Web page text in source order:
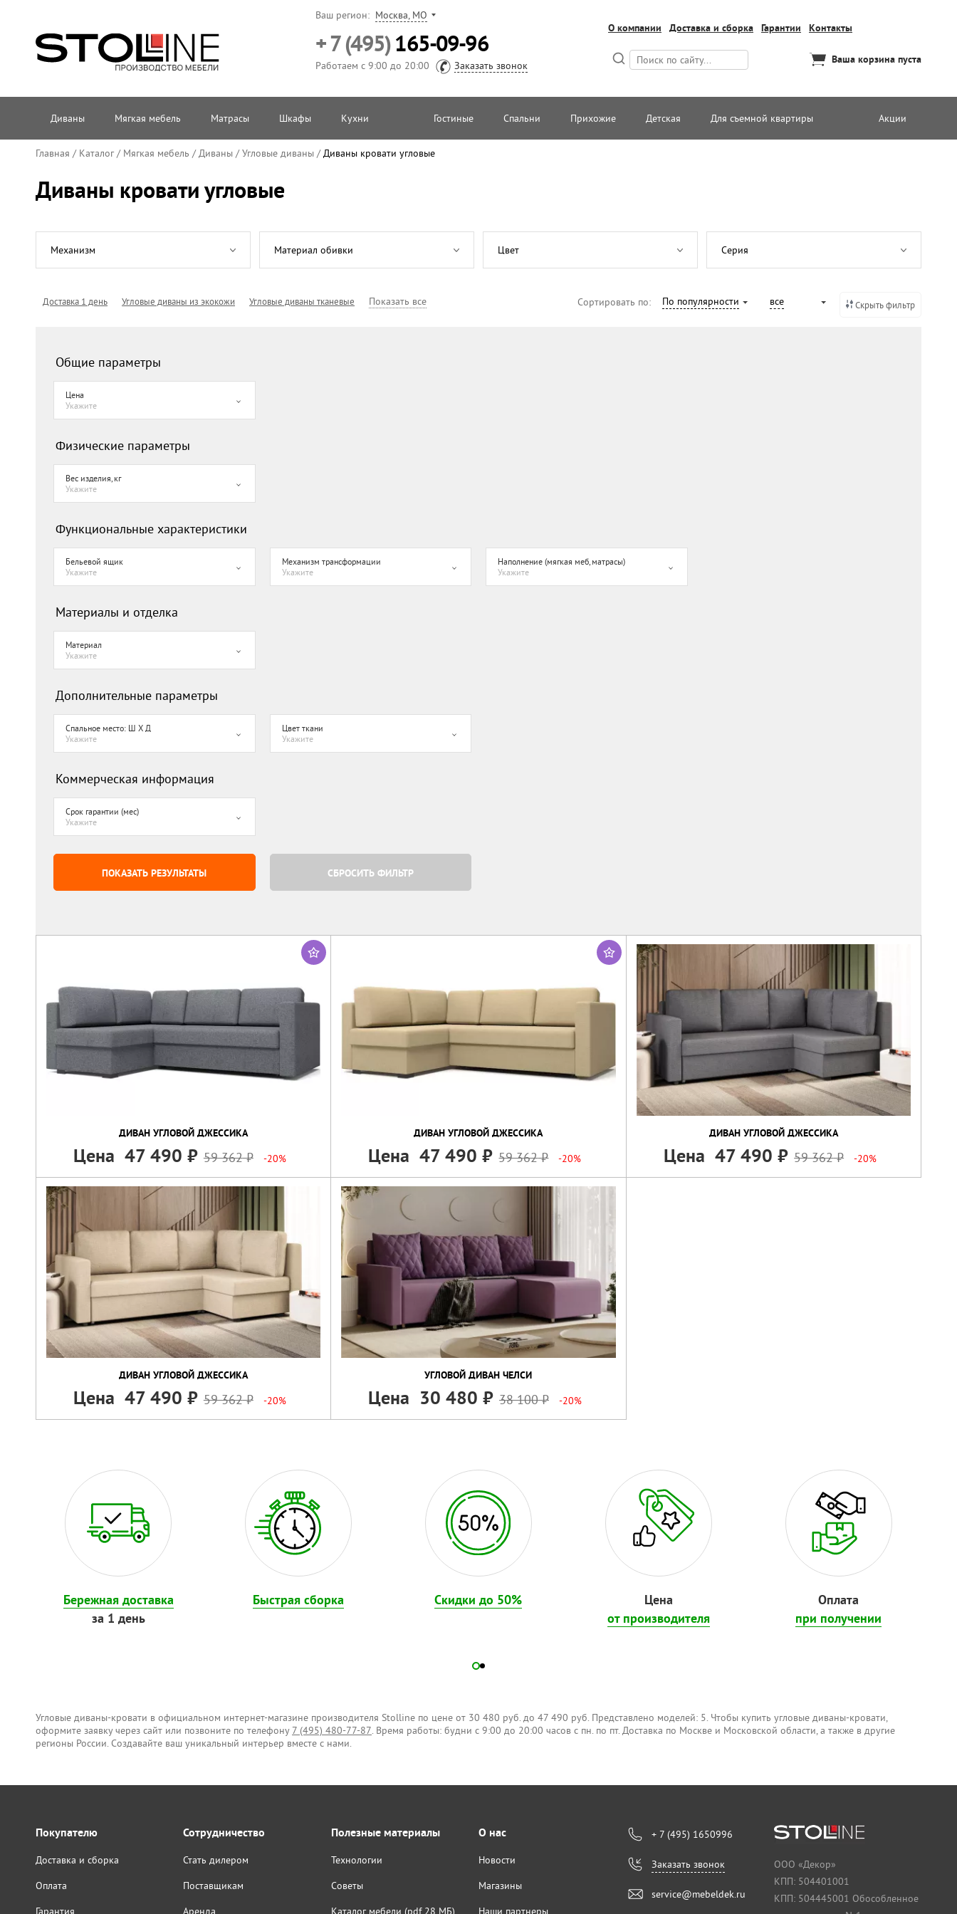
Ваш регион: Москва, МО
+ 7 (495)165-09-96
Работаем с 9:00 до 20:00 Заказать звонок
О компании Доставка и сборка Гарантии Контакты
Ваша корзина пуста
Диваны Мягкая мебель Матрасы Шкафы Кухни Гостиные Спальни Прихожие Детская Для съемной квартиры Акции
Главная / Каталог/ Мягкая мебель /Диваны /Угловые диваны /Диваны кровати угловые
Диваны кровати угловые
Механизм Материал обивки Цвет Серия
Доставка 1 день Угловые диваны из экокожи Угловые диваны тканевые Показать все Сортировать по: По популярности все Скрыть фильтр
Общие параметры
Цена
Укажите
Физические параметры
Вес изделия, кг
Укажите
Функциональные характеристики
Бельевой ящик
Укажите
Механизм трансформации
Укажите
Наполнение (мягкая меб, матрасы)
Укажите
Материалы и отделка
Материал
Укажите
Дополнительные параметры
Спальное место: Ш Х Д
Укажите
Цвет ткани
Укажите
Коммерческая информация
Срок гарантии (мес)
Укажите
ПОКАЗАТЬ РЕЗУЛЬТАТЫ СБРОСИТЬ ФИЛЬТР
ДИВАН УГЛОВОЙ ДЖЕССИКА
Цена 47 490 59 362 -20%
ДИВАН УГЛОВОЙ ДЖЕССИКА
Цена 47 490 59 362 -20%
ДИВАН УГЛОВОЙ ДЖЕССИКА
Цена 47 490 59 362 -20%
ДИВАН УГЛОВОЙ ДЖЕССИКА
Цена 47 490 59 362 -20%
УГЛОВОЙ ДИВАН ЧЕЛСИ
Цена 30 480 38 100 -20%
Бережная доставка
за 1 день
Быстрая сборка Скидки до 50%
Цена
от производителя
Оплата
при получении
Угловые диваны-кровати в официальном интернет-магазине производителя Stolline по цене от 30 480 руб. до 47 490 руб. Представлено моделей: 5. Чтобы купить угловые диваны-кровати,
оформите заявку через сайт или позвоните по телефону 7 (495) 480-77-87. Время работы: будни с 9:00 до 20:00 часов с пн. по пт. Доставка по Москве и Московской области, а также в другие
регионы России. Создавайте ваш уникальный интерьер вместе с нами.
Покупателю
Доставка и сборка
Оплата
Гарантия
Сотрудничество
Стать дилером
Поставщикам
Аренда
Полезные материалы
Технологии
Советы
Каталог мебели (pdf 28 МБ)
О нас
Новости
Магазины
Наши партнеры
+ 7 (495) 1650996
Заказать звонок
service@mebeldek.ru
ООО «Декор»
КПП: 504401001
КПП: 504445001 Обособленное